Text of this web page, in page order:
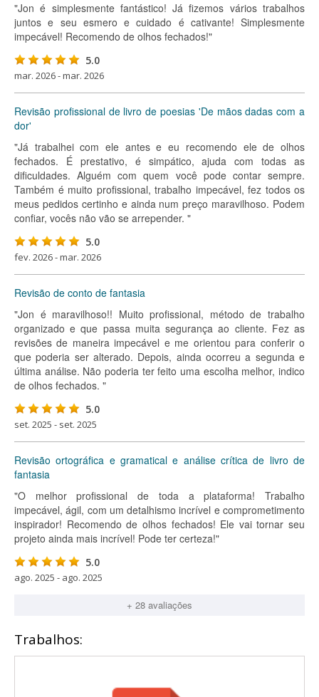
"Jon é simplesmente fantástico! Já fizemos vários trabalhos
juntos e seu esmero e cuidado é cativante! Simplesmente
impecável! Recomendo de olhos fechados!"
5.0
mar. 2026 - mar. 2026
Revisão profissional de livro de poesias 'De mãos dadas com a
dor'
"Já trabalhei com ele antes e eu recomendo ele de olhos
fechados. É prestativo, é simpático, ajuda com todas as
dificuldades. Alguém com quem você pode contar sempre.
Também é muito profissional, trabalho impecável, fez todos os
meus pedidos certinho e ainda num preço maravilhoso. Podem
confiar, vocês não vão se arrepender. "
5.0
fev. 2026 - mar. 2026
Revisão de conto de fantasia
"Jon é maravilhoso!! Muito profissional, método de trabalho
organizado e que passa muita segurança ao cliente. Fez as
revisões de maneira impecável e me orientou para conferir o
que poderia ser alterado. Depois, ainda ocorreu a segunda e
última análise. Não poderia ter feito uma escolha melhor, indico
de olhos fechados. "
5.0
set. 2025 - set. 2025
Revisão ortográfica e gramatical e análise crítica de livro de
fantasia
"O melhor profissional de toda a plataforma! Trabalho
impecável, ágil, com um detalhismo incrível e comprometimento
inspirador! Recomendo de olhos fechados! Ele vai tornar seu
projeto ainda mais incrível! Pode ter certeza!"
5.0
ago. 2025 - ago. 2025
+ 28 avaliações
Trabalhos: